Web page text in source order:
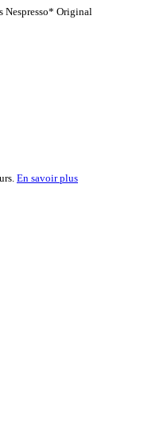
Nespresso* Original
En savoir plus